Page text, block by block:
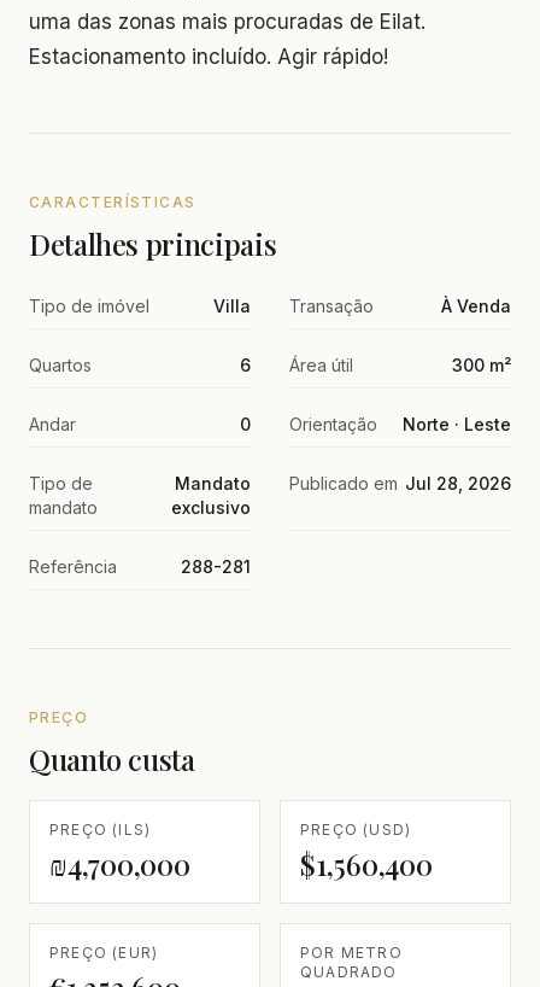
uma das zonas mais procuradas de Eilat.
Estacionamento incluído. Agir rápido!
CARACTERÍSTICAS
Detalhes principais
Tipo de imóvel Villa Transação À Venda
Quartos 6 Área útil 300 m²
Andar 0 Orientação Norte · Leste
Tipo de
mandato
Mandato
exclusivo
Publicado em Jul 28, 2026
Referência 288-281
PREÇO
Quanto custa
PREÇO (ILS)
₪4,700,000
PREÇO (USD)
$1,560,400
PREÇO (EUR)
POR METRO
QUADRADO